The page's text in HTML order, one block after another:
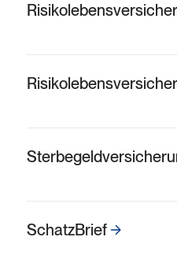
SchatzBrief